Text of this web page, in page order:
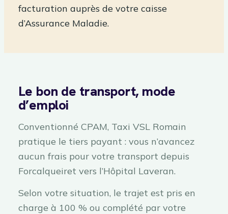
facturation auprès de votre caisse
d’Assurance Maladie.
Le bon de transport, mode
d’emploi
Conventionné CPAM, Taxi VSL Romain
pratique le tiers payant : vous n’avancez
aucun frais pour votre transport depuis
Forcalqueiret vers l’Hôpital Laveran.
Selon votre situation, le trajet est pris en
charge à 100 % ou complété par votre